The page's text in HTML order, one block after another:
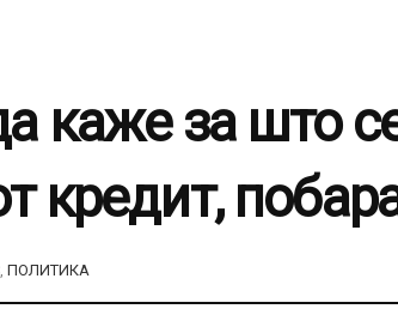
каже за што
кредит,
, ПОЛИТИКА